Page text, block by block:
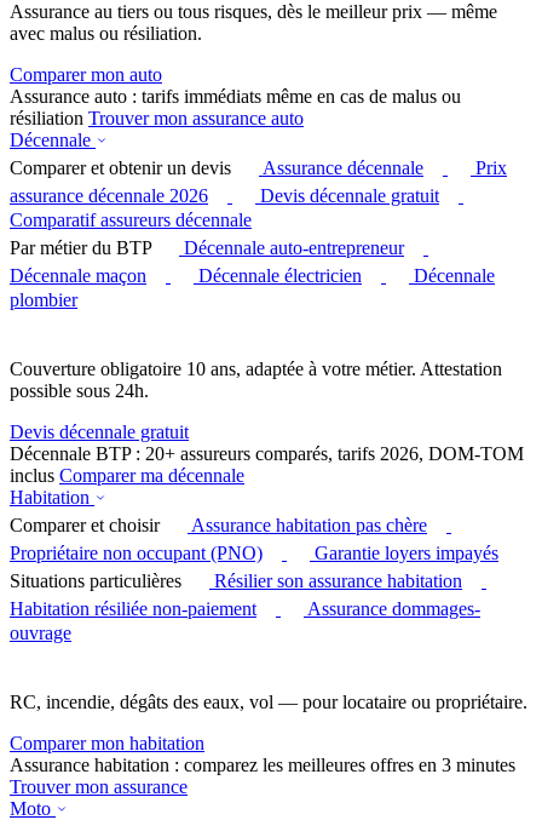
Assurance au tiers ou tous risques, dès le meilleur prix — même
avec malus ou résiliation.
Comparer mon auto
Assurance auto : tarifs immédiats même en cas de malus ou
résiliation Trouver mon assurance auto
Décennale
Comparer et obtenir un devis
Assurance décennale
Prix
assurance décennale 2026
Devis décennale gratuit
Comparatif assureurs décennale
Par métier du BTP
Décennale auto-entrepreneur
Décennale maçon
Décennale électricien
Décennale
plombier
Couverture obligatoire 10 ans, adaptée à votre métier. Attestation
possible sous 24h.
Devis décennale gratuit
Décennale BTP : 20+ assureurs comparés, tarifs 2026, DOM-TOM
inclus Comparer ma décennale
Habitation
Comparer et choisir
Assurance habitation pas chère
Propriétaire non occupant (PNO)
Garantie loyers impayés
Situations particulières
Résilier son assurance habitation
Habitation résiliée non-paiement
Assurance dommages-
ouvrage
RC, incendie, dégâts des eaux, vol — pour locataire ou propriétaire.
Comparer mon habitation
Assurance habitation : comparez les meilleures offres en 3 minutes
Trouver mon assurance
Moto